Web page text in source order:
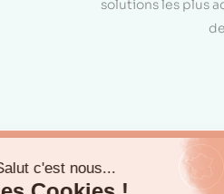
solutions les plus